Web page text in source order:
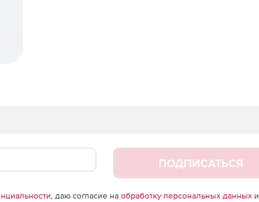
ПОДПИСАТЬСЯ
, даю согласие на обработку персональных данныхи